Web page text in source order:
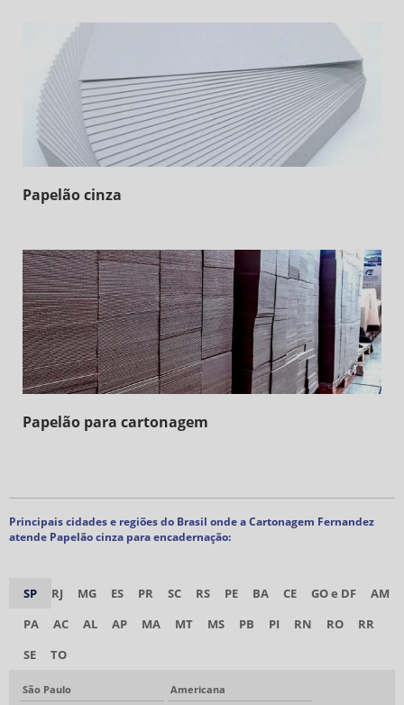
Papelão cinza
Papelão para cartonagem
Principais cidades e regiões do Brasil onde a Cartonagem Fernandez
atende Papelão cinza para encadernação:
SP RJ MG ES PR SC RS PE BA CE GO e DF
AM
PA
AC AL AP MA MT MS PB PI RN RO
RR
SE
TO
São Paulo
Americana